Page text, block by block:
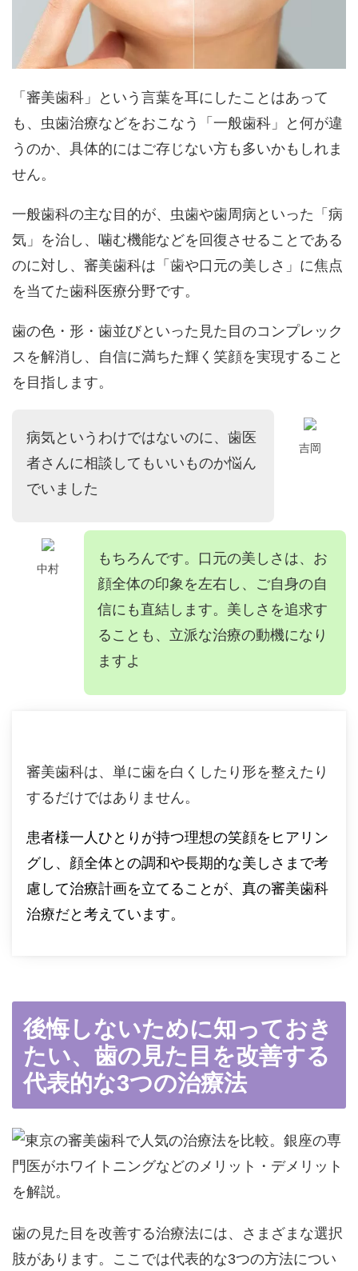
「審美歯科」という言葉を耳にしたことはあって
も、虫歯治療などをおこなう「一般歯科」と何が違
うのか、具体的にはご存じない方も多いかもしれま
せん。
一般歯科の主な目的が、虫歯や歯周病といった「病
気」を治し、噛む機能などを回復させることである
のに対し、審美歯科は「歯や口元の美しさ」に焦点
を当てた歯科医療分野です。
歯の色・形・歯並びといった見た目のコンプレック
スを解消し、
自信に満ちた輝く笑顔を実現する こと
を目指します。
吉岡
病気というわけではないのに、歯医
者さんに相談してもいいものか悩ん
でいました
中村
もちろんです。口元の美しさは、お
顔全体の印象を左右し、ご自身の自
信にも直結します。美しさを追求す
ることも、立派な治療の動機になり
ますよ
審美歯科は、単に歯を白くしたり形を整えたり
するだけではありません。
患者様一人ひとりが持つ理想の笑顔をヒアリン
グし、顔全体との調和や長期的な美しさまで考
慮して治療計画を立てることが、真の審美歯科
治療だと考えています。
後悔しないために知っておき
たい、歯の見た目を改善する
代表的な3つの治療法
歯の見た目を改善する治療法には、さまざまな選択
肢があります。ここでは代表的な3つの方法につい